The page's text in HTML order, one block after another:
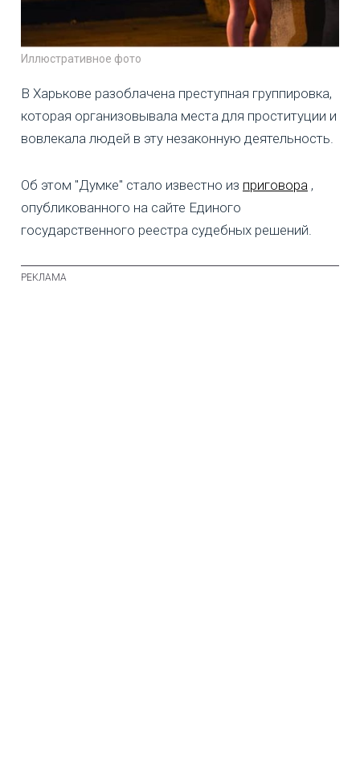
Иллюстративное фото
В Харькове разоблачена преступная группировка,
которая организовывала места для проституции и
вовлекала людей в эту незаконную деятельность.
Об этом "Думке" стало известно из приговора ,
опубликованного на сайте Единого
государственного реестра судебных решений.